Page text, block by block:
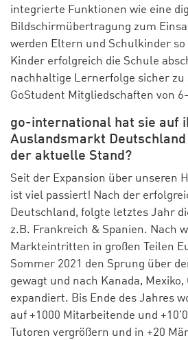
integrierte Funktionen wie eine
Bildschirmübertragung zum
werden Eltern und Schulkinder so
Kinder erfolgreich die Schule
nachhaltige Lernerfolge sicher
GoStudent Mitgliedschaften von
go-international hat sie auf
Auslandsmarkt
der aktuelle Stand?
Seit der Expansion über unseren
ist viel passiert! Nach der
Deutschland, folgte letztes Jahr
z.B. Frankreich & Spanien. Nach
Markteintritten in großen Teilen
Sommer 2021 den Sprung über
gewagt und nach Kanada,
expandiert. Bis Ende des Jahres
auf +1000 Mitarbeitende und
Tutoren vergrößern und in +20